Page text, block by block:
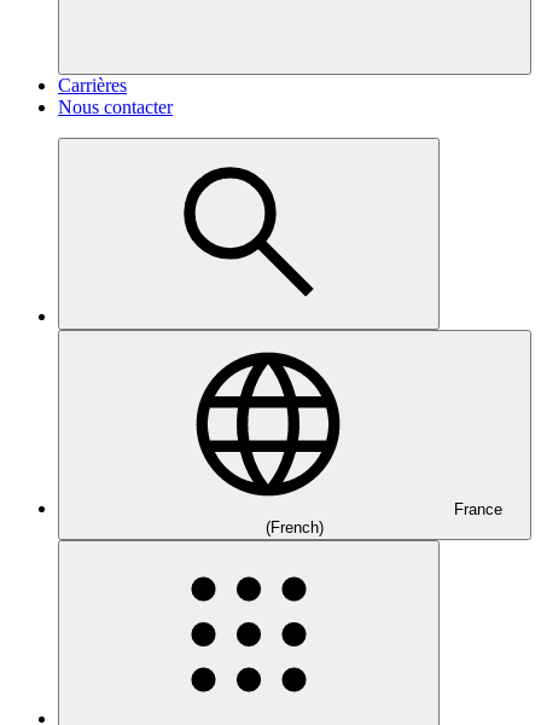
Carrières
Nous contacter
France
(French)